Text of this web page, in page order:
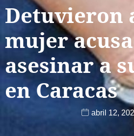
Detuvieron
mujer
asesinar a
en Caracas
abril 12,